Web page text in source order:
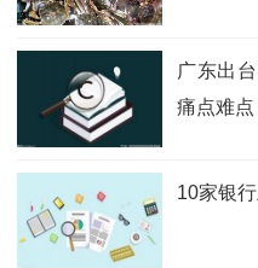
广东出
痛点难点
10家银